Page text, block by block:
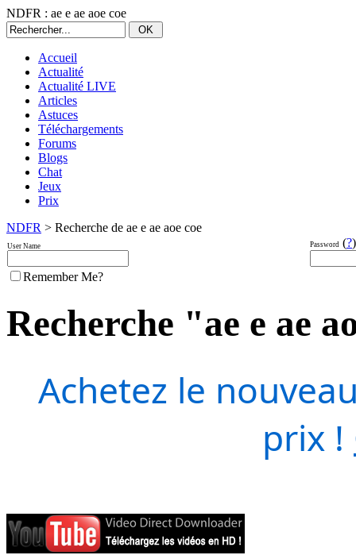
NDFR : ae e ae aoe coe
Accueil
Actualité
Actualité LIVE
Articles
Astuces
Téléchargements
Forums
Blogs
Chat
Jeux
Prix
NDFR > Recherche de ae e ae aoe coe
User Name Password (?)
Remember Me?
Recherche "ae e ae
Achetez le
prix !